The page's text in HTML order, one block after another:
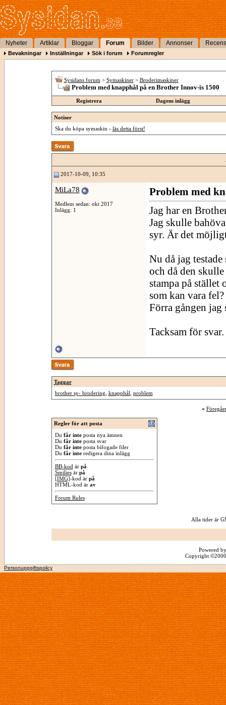
Nyheter Artiklar Bloggar Forum Bilder Annonser
Bevakningar Inställningar Sök i forum Forumregler
Sysidans forum > Symaskiner > Broderimaskiner
Problem med knapphål på en Brother Innov-is 1500
Registrera Dagens inlägg
Notiser
Ska du köpa symaskin - läs detta först!
2017-10-09, 10:35
MiLa78
Medlem sedan: okt 2017
Inlägg: 1
Problem med
Jag har en
Jag skulle
syr. Är det
Nu då jag
och då den
stampa på stället
som kan vara fel?
Förra gången
Tacksam för svar.
Taggar
brother sy- brodering knapphål problem
«
Regler för att posta
Du får inteposta nya ämnen
Du får inteposta svar
Du får inteposta bifogade filer
Du får interedigera dina inlägg
BB-kod är på
Smiliesär på
[IMG]-kod är på
HTML-kod är av
Forum Rules
Alla tider är
Powered
Copyright
Personuppgiftspolicy